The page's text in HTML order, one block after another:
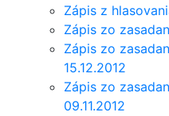
Zápis z
Zápis zo
Zápis zo
15.12.2012
Zápis zo
09.11.2012